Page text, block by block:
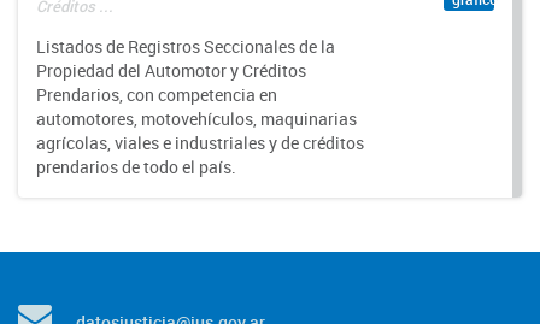
Créditos ...
Listados de Registros Seccionales de la
Propiedad del Automotor y Créditos
Prendarios, con competencia en
automotores, motovehículos, maquinarias
agrícolas, viales e industriales y de créditos
prendarios de todo el país.